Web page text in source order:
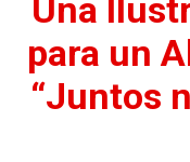
Una
para un
“Juntos